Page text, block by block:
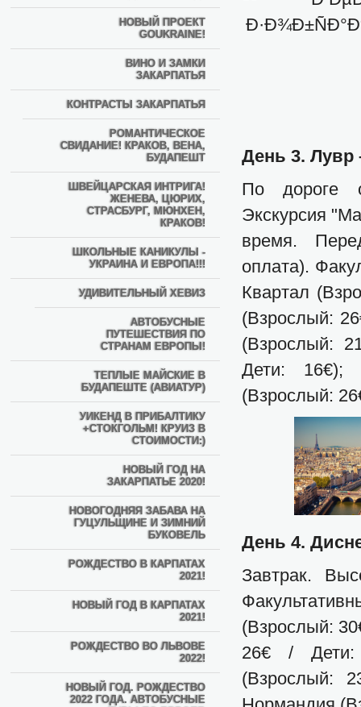
НОВЫЙ ПРОЕКТ
GOUKRAINE!
ВИНО И ЗАМКИ
ЗАКАРПАТЬЯ
КОНТРАСТЫ ЗАКАРПАТЬЯ
РОМАНТИЧЕСКОЕ
СВИДАНИЕ! КРАКОВ, ВЕНА,
БУДАПЕШТ
ШВЕЙЦАРСКАЯ ИНТРИГА!
ЖЕНЕВА, ЦЮРИХ,
СТРАСБУРГ, МЮНХЕН,
КРАКОВ!
ШКОЛЬНЫЕ КАНИКУЛЫ -
УКРАИНА И ЕВРОПА!!!
УДИВИТЕЛЬНЫЙ ХЕВИЗ
АВТОБУСНЫЕ
ПУТЕШЕСТВИЯ ПО
СТРАНАМ ЕВРОПЫ!
ТЕПЛЫЕ МАЙСКИЕ В
БУДАПЕШТЕ (АВИАТУР)
УИКЕНД В ПРИБАЛТИКУ
+СТОКГОЛЬМ! КРУИЗ В
СТОИМОСТИ:)
НОВЫЙ ГОД НА
ЗАКАРПАТЬЕ 2020!
НОВОГОДНЯЯ ЗАБАВА НА
ГУЦУЛЬЩИНЕ И ЗИМНИЙ
БУКОВЕЛЬ
РОЖДЕСТВО В КАРПАТАХ
2021!
НОВЫЙ ГОД В КАРПАТАХ
2021!
РОЖДЕСТВО ВО ЛЬВОВЕ
2022!
НОВЫЙ ГОД. РОЖДЕСТВО
2022 ГОДА. АВТОБУСНЫЕ
День 3. Лувр
По дороге
Экскурсия
время.
оплата).
Квартал
(Взрослый:
(Взрослый:
Дети: 16€);
(Взрослый:
День 4.
Завтрак.
(Взрослый:
26€ / Дети:
(Взрослый: